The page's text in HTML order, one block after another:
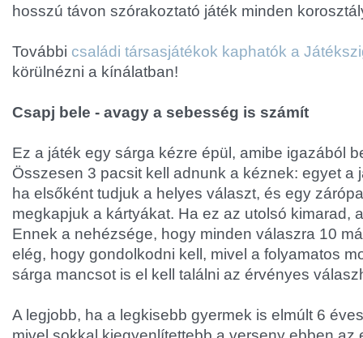
hosszú távon szórakoztató játék minden
További családi társasjátékok kaphatók a
körülnézni a kínálatban!
Csapj bele - avagy a sebesség is számít
Ez a játék egy sárga kézre épül, amibe igazából
Összesen 3 pacsit kell adnunk a kéznek: egyet a
ha elsőként tudjuk a helyes választ, és egy
megkapjuk a kártyákat. Ha ez az utolsó kimarad,
Ennek a nehézsége, hogy minden válaszra 10
elég, hogy gondolkodni kell, mivel a folyamatos
sárga mancsot is el kell találni az érvényes
A legjobb, ha a legkisebb gyermek is elmúlt 6